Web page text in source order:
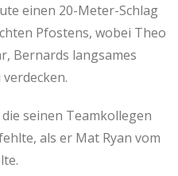
einen 20-Meter-Schlag
Pfostens, wobei Theo
Bernards langsames
seinen Teamkollegen
als er Mat Ryan vom